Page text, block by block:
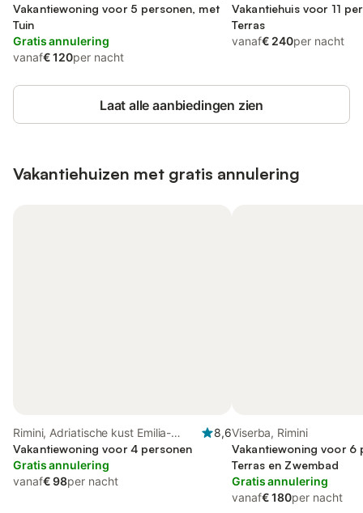
Vakantiewoning voor 5 personen, met
Tuin
Gratis annulering
vanaf€ 120per nacht
Romagna
Vakantiehuis voor 11
Terras
vanaf€ 240per nacht
Laat alle aanbiedingen zien
Vakantiehuizen met gratis annulering
Rimini, Adriatische kust Emilia-
Romagna
8,6
Vakantiewoning voor 4 personen
Gratis annulering
vanaf€ 98per nacht
Viserba, Rimini
Vakantiewoning voor 6
Terras en Zwembad
Gratis annulering
vanaf€ 180per nacht